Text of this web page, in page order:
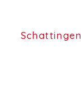
Schattingen